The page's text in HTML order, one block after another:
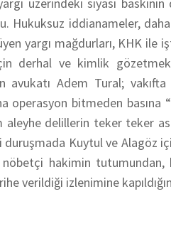
Hukuksuz iddianameler,
yargı mağdurları, KHK ile
derhal ve kimlik
avukatı Adem Tural;
bitmeden basına
delillerin teker teker
Kuytul ve Alagöz
hakimin tutumundan,
verildiği izlenimine